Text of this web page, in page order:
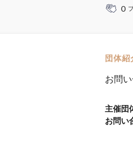
0
団体紹
お問
主催団
お問い